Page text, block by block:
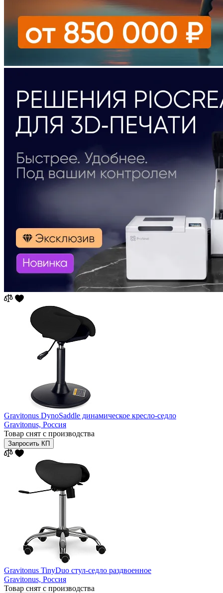
Gravitonus DynoSaddle динамическое кресло-седло
Gravitonus, Россия
Товар снят с производства
Запросить КП
Gravitonus TinyDuo стул-седло раздвоенное
Gravitonus, Россия
Товар снят с производства